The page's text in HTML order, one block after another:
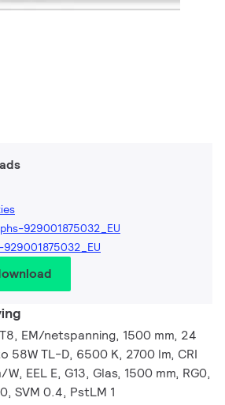
929001875032_EU
EM/netspanning, 1500 mm, 24
58W TL-D, 6500 K, 2700 lm, CRI
EEL E, G13, Glas, 1500 mm, RG0,
SVM 0.4, PstLM 1